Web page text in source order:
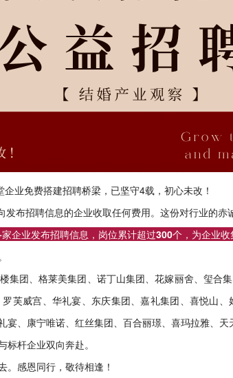
业免费搭建招聘桥梁，已坚守4载，初心未改！
布招聘信息的企业收取任何费用。这份对行业的
企业发布招聘信息，岗位累计超过300个，为企业
集团、格莱美集团、诺丁山集团、花嫁丽舍、玺合
芙威宫、华礼宴、东庆集团、嘉礼集团、喜悦山
、康宁唯诺、红丝集团、百合丽璟、喜玛拉雅、天
杆企业双向奔赴。
感恩同行，敬待相逢！